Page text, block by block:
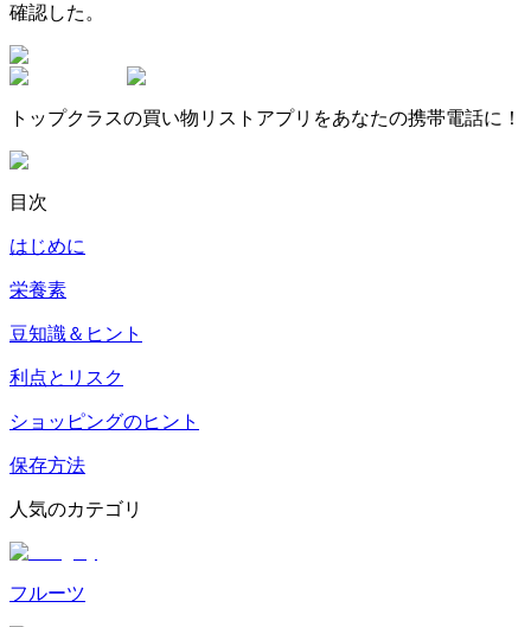
確認した。
トップクラスの買い物リストアプリをあなたの携帯電話に！
目次
はじめに
栄養素
豆知識＆ヒント
利点とリスク
ショッピングのヒント
保存方法
人気のカテゴリ
フルーツ